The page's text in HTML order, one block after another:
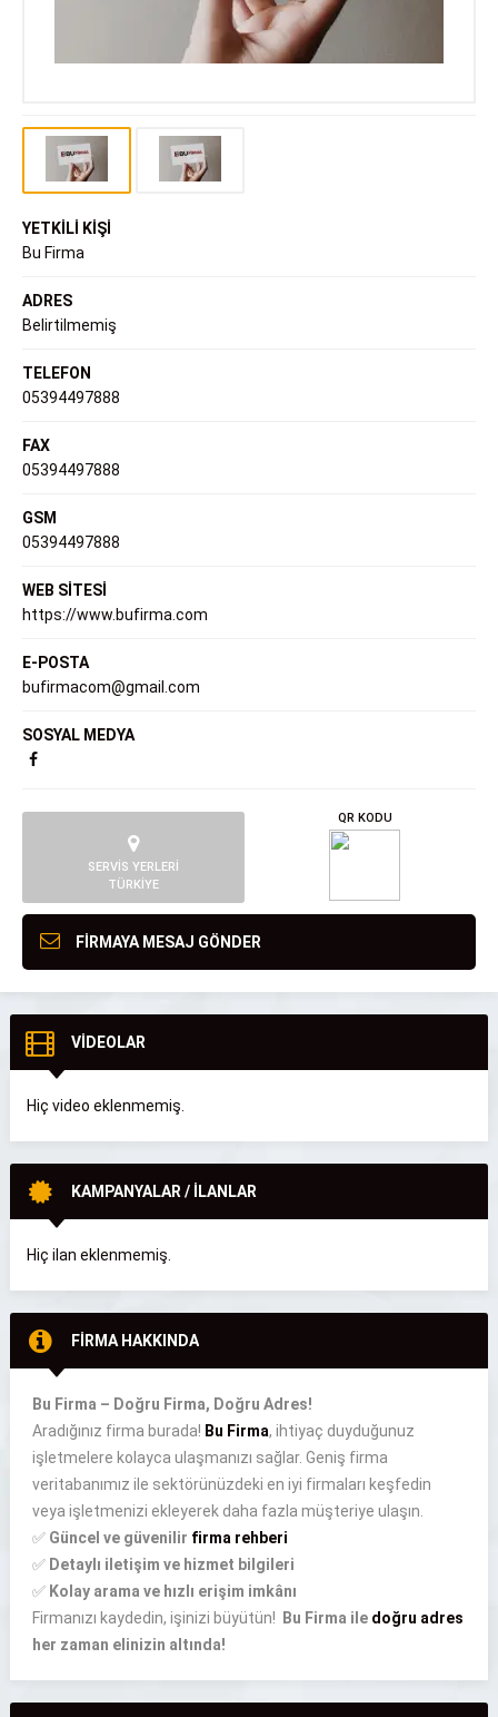
YETKİLİ KİŞİ
Bu Firma
ADRES
Belirtilmemiş
TELEFON
05394497888
FAX
05394497888
GSM
05394497888
WEB SİTESİ
https://www.bufirma.com
E-POSTA
bufirmacom@gmail.com
SOSYAL MEDYA
SERVİS YERLERİ
TÜRKİYE
QR KODU
FİRMAYA MESAJ GÖNDER
VİDEOLAR
Hiç video eklenmemiş.
KAMPANYALAR / İLANLAR
Hiç ilan eklenmemiş.
FİRMA HAKKINDA
Bu Firma – Doğru Firma, Doğru Adres!
Aradığınız firma burada! Bu Firma, ihtiyaç duyduğunuz
işletmelere kolayca ulaşmanızı sağlar. Geniş firma
veritabanımız ile sektörünüzdeki en iyi firmaları keşfedin
veya işletmenizi ekleyerek daha fazla müşteriye ulaşın.
✅ Güncel ve güvenilir firma rehberi
✅ Detaylı iletişim ve hizmet bilgileri
✅ Kolay arama ve hızlı erişim imkânı
Firmanızı kaydedin, işinizi büyütün!
Bu Firma ile doğru adres
her zaman elinizin altında!